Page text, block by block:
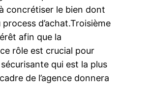
concrétiser le bien dont
d’achat.Troisième
afin que la
rôle est crucial pour
qui est la plus
de l’agence donnera